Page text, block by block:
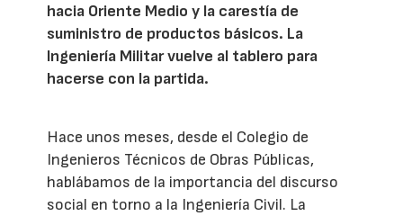
hacia Oriente Medio y la carestía de
suministro de productos básicos. La
Ingeniería Militar vuelve al tablero para
hacerse con la partida.
Hace unos meses, desde el Colegio de
Ingenieros Técnicos de Obras Públicas,
hablábamos de la importancia del discurso
social en torno a la Ingeniería Civil. La